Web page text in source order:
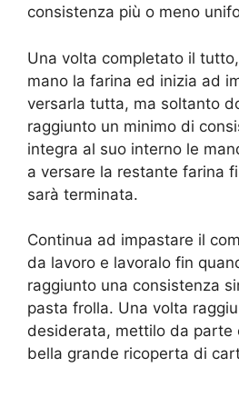
consistenza più o meno
Una volta completato il
mano la farina ed inizia ad
versarla tutta, ma soltanto
raggiunto un minimo di
integra al suo interno le
a versare la restante farina
sarà terminata.
Continua ad impastare il
da lavoro e lavoralo fin
raggiunto una consistenza
pasta frolla. Una volta
desiderata, mettilo da parte
bella grande ricoperta di